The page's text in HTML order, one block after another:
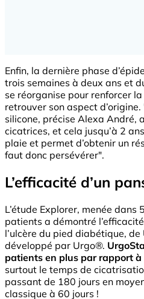
Enfin, la dernière phase
trois semaines à deux ans et
se réorganise pour renforcer
retrouver son aspect d’origine.
silicone, précise Alexa André,
cicatrices, et cela jusqu’à 2
plaie et permet d’obtenir un
faut donc persévérer".
L’efficacité d’un
L’étude Explorer, menée
patients a démontré
l’ulcère du pied diabétique,
développé par Urgo®.
patients en plus par rapport
surtout le temps de
passant de 180 jours en
classique à 60 jours !